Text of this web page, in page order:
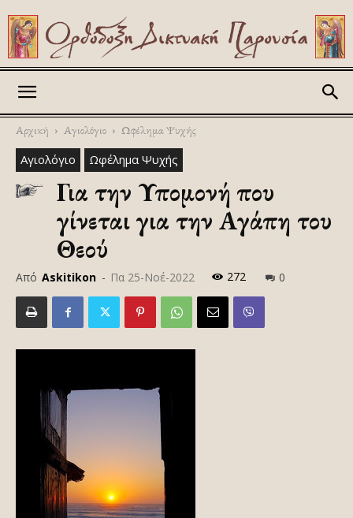
Αρχική Αγιολόγιο Ωφέλημα Ψυχής
Αγιολόγιο Ωφέλημα Ψυχής
Για την Υπομονή που
γίνεται για την Αγάπη του
Θεού
Από Askitikon - Πα 25-Νοέ-2022 272 0